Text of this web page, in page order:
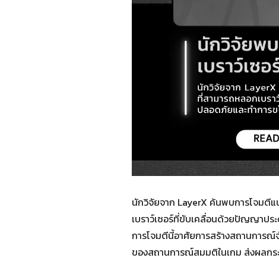
นักวิจัยจาก LayerX ค้นพบการโจมตี
เบราว์เซอร์ที่ขับเคลื่อนด้วยปัญญาปร
การโจมตีนี้อาศัยการสร้างสถานการณ์
ของสถานการณ์สมมติในเกม ส่งผลก